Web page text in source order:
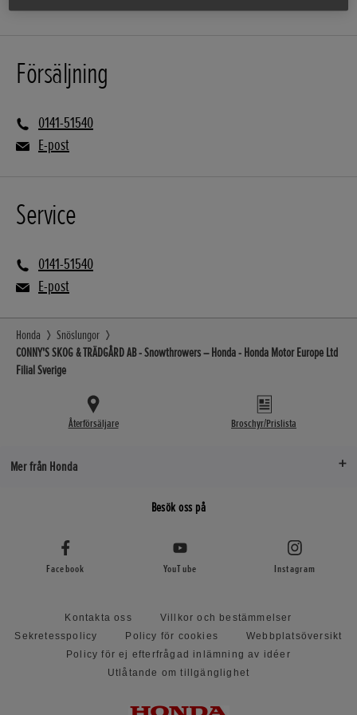
Försäljning
0141-51540
E-post
Service
0141-51540
E-post
Honda
Snöslungor
CONNY'S SKOG & TRÄDGÅRD AB - Snowthrowers – Honda - Honda Motor Europe Ltd
Filial Sverige
Återförsäljare Broschyr/Prislista
Mer från Honda
Besök oss på
Facebook YouTube Instagram
Kontakta oss
Villkor och bestämmelser
Sekretesspolicy
Policy för cookies
Webbplatsöversikt
Policy för ej efterfrågad inlämning av idéer
Utlåtande om tillgänglighet